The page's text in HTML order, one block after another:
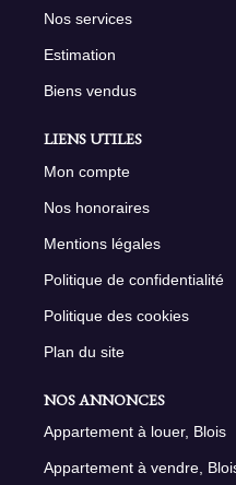
Nos services
Estimation
Biens vendus
LIENS UTILES
Mon compte
Nos honoraires
Mentions légales
Politique de confidentialité
Politique des cookies
Plan du site
NOS ANNONCES
Appartement à louer, Blois
Appartement à vendre,